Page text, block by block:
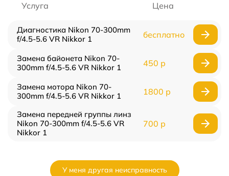
Услуга Цена
Диагностика Nikon 70-300mm
f/4.5-5.6 VR Nikkor 1
бесплатно
Замена байонета Nikon 70-
300mm f/4.5-5.6 VR Nikkor 1
450 р
Замена мотора Nikon 70-
300mm f/4.5-5.6 VR Nikkor 1
1800 р
Замена передней группы линз
Nikon 70-300mm f/4.5-5.6 VR
Nikkor 1
700 р
У меня другая неисправность